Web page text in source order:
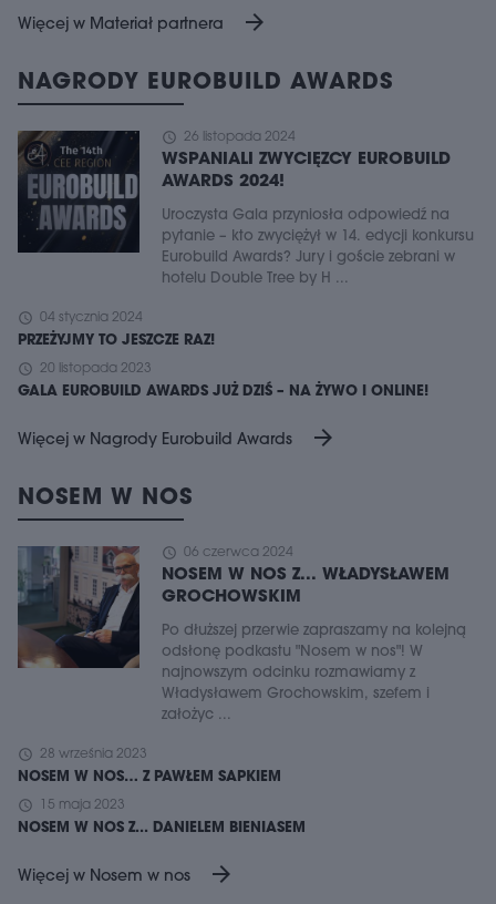
Więcej w Materiał partnera arrow_forward
NAGRODY EUROBUILD AWARDS
schedule 26 listopada 2024
WSPANIALI ZWYCIĘZCY EUROBUILD
AWARDS 2024!
Uroczysta Gala przyniosła odpowiedź na
pytanie – kto zwyciężył w 14. edycji konkursu
Eurobuild Awards? Jury i goście zebrani w
hotelu Double Tree by H ...
schedule 04 stycznia 2024
PRZEŻYJMY TO JESZCZE RAZ!
schedule 20 listopada 2023
GALA EUROBUILD AWARDS JUŻ DZIŚ – NA ŻYWO I ONLINE!
Więcej w Nagrody Eurobuild Awards arrow_forward
NOSEM W NOS
schedule 06 czerwca 2024
NOSEM W NOS Z... WŁADYSŁAWEM
GROCHOWSKIM
Po dłuższej przerwie zapraszamy na kolejną
odsłonę podkastu "Nosem w nos"! W
najnowszym odcinku rozmawiamy z
Władysławem Grochowskim, szefem i
założyc ...
schedule 28 września 2023
NOSEM W NOS… Z PAWŁEM SAPKIEM
schedule 15 maja 2023
NOSEM W NOS Z... DANIELEM BIENIASEM
Więcej w Nosem w nos arrow_forward